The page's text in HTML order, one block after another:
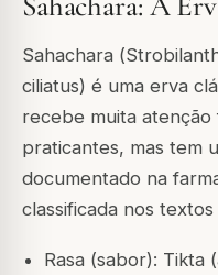
Sahachara (
ciliatus) é uma erva
recebe muita
praticantes, mas tem
documentado na
classificada nos
Rasa (sabor): Tikta